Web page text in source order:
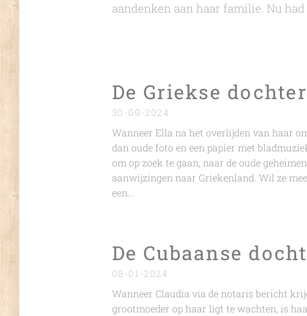
aandenken aan haar familie. Nu
De Griekse
30-09-2024
Wanneer Ella na het overlijden van haar
dan oude foto en een papier met
om op zoek te gaan, naar de oude
aanwijzingen naar Griekenland. Wil ze
een...
De Cubaanse
08-01-2024
Wanneer Claudia via de notaris bericht
grootmoeder op haar ligt te wachten, is